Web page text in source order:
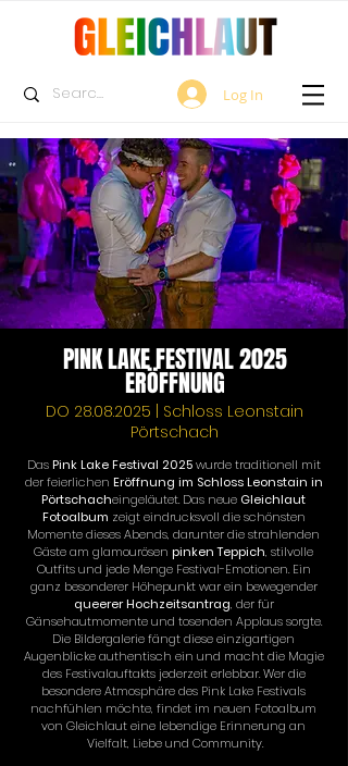
Log In
PINK LAKE FESTIVAL 2025
ERÖFFNUNG
DO 28.08.2025 | Schloss Leonstain
Pörtschach
Das Pink Lake Festival 2025 wurde traditionell mit
der feierlichen Eröffnung im Schloss Leonstain in
Pörtschacheingeläutet. Das neue Gleichlaut
Fotoalbum zeigt eindrucksvoll die schönsten
Momente dieses Abends, darunter die strahlenden
Gäste am glamourösen pinken Teppich, stilvolle
Outfits und jede Menge Festival-Emotionen. Ein
ganz besonderer Höhepunkt war ein bewegender
queerer Hochzeitsantrag, der für
Gänsehautmomente und tosenden Applaus sorgte.
Die Bildergalerie fängt diese einzigartigen
Augenblicke authentisch ein und macht die Magie
des Festivalauftakts jederzeit erlebbar. Wer die
besondere Atmosphäre des Pink Lake Festivals
nachfühlen möchte, findet im neuen Fotoalbum
von Gleichlaut eine lebendige Erinnerung an
Vielfalt, Liebe und Community.